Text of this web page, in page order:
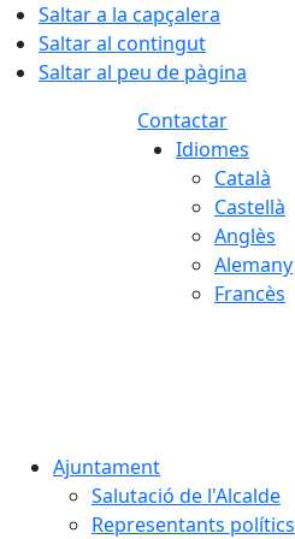
Saltar a la capçalera
Saltar al contingut
Saltar al peu de pàgina
Contactar
Idiomes
Català
Castellà
Anglès
Alemany
Francès
Ajuntament
Salutació de l'Alcalde
Representants polítics